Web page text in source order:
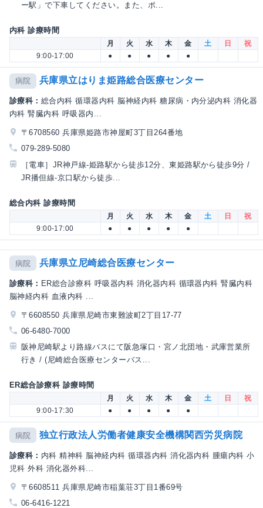
ー駅」で下車してください。また、ポ...
内科 診療時間
月 火 水 木 金 土 日
祝
9:00-17:00
● ● ● ● ●
病院 兵庫県立はりま姫路総合医療センター
診療科： 総合内科 循環器内科 脳神経内科 糖尿病・内分泌内科 消化器
内科 腎臓内科 呼吸器内...
〒6708560 兵庫県姫路市神屋町3丁目264番地
079-289-5080
［電車］JR神戸線-姫路駅から徒歩12分、東姫路駅から徒歩9分 /
JR播但線-京口駅から徒歩...
総合内科 診療時間
月 火 水 木 金 土 日
祝
9:00-17:00
● ● ● ● ●
病院 兵庫県立尼崎総合医療センター
診療科： ER総合診療科 呼吸器内科 消化器内科 循環器内科 腎臓内科
脳神経内科 血液内科 ...
〒6608550 兵庫県尼崎市東難波町2丁目17-77
06-6480-7000
阪神尼崎駅より路線バスにて阪急塚口・宮ノ北団地・武庫営業所
行き / (尼崎総合医療センターバス...
ER総合診療科 診療時間
月 火 水 木 金 土 日
祝
9:00-17:30
● ● ● ● ●
病院 独立行政法人労働者健康安全機構関西労災病院
診療科： 内科 精神科 脳神経内科 循環器内科 消化器内科 腫瘍内科 小
児科 外科 消化器外科...
〒6608511 兵庫県尼崎市稲葉荘3丁目1番69号
06-6416-1221